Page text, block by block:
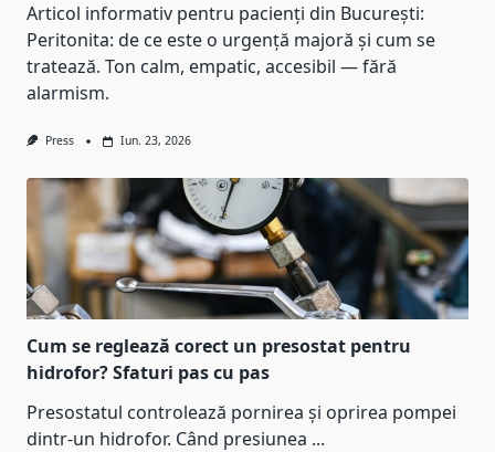
Articol informativ pentru pacienți din București:
Peritonita: de ce este o urgență majoră și cum se
tratează. Ton calm, empatic, accesibil — fără
alarmism.
Press Iun. 23, 2026
Cum se reglează corect un presostat pentru
hidrofor? Sfaturi pas cu pas
Presostatul controlează pornirea și oprirea pompei
dintr-un hidrofor. Când presiunea ...